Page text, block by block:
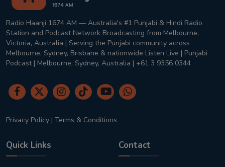
Radio Haanji 1674 AM — Australia's #1 Punjabi & Hindi Radio
Station and Podcast Network Broadcasting from Melbourne,
Victoria, Australia | Serving the Punjabi community across
Melbourne, Sydney, Brisbane & nationwide Listen Live | Punjabi
Podcast | Melbourne, Sydney, Australia | +61 3 9356 0344
Privacy Policy | Terms & Conditions
Quick Links Contact